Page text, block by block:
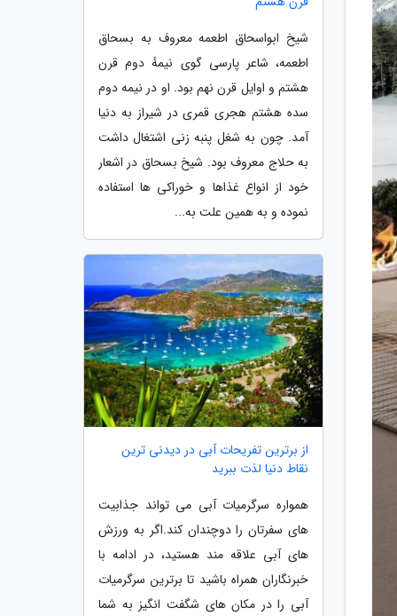
شیخ ابواسحاق اطعمه معروف به بسحاق
اطعمه، شاعر پارسی گوی نیمهٔ دوم قرن
هشتم و اوایل قرن نهم بود. او در نیمه دوم
سده هشتم هجری قمری در شیراز به دنیا
آمد. چون به شغل پنبه زنی اشتغال داشت
به حلاج معروف بود. شیخ بسحاق در اشعار
خود از انواع غذاها و خوراکی ها استفاده
نموده و به همین علت به...
از برترین تفریحات آبی در دیدنی ترین
نقاط دنیا لذت ببرید
همواره سرگرمیات آبی می تواند جذابیت
های سفرتان را دوچندان کند.اگر به ورزش
های آبی علاقه مند هستید، در ادامه با
خبرنگاران همراه باشید تا برترین سرگرمیات
آبی را در مکان های شگفت انگیز به شما